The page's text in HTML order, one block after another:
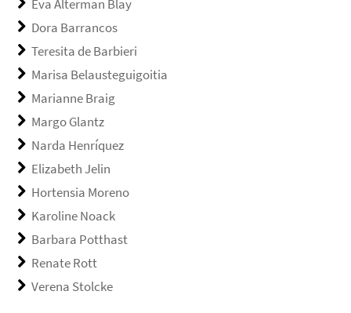
Eva Alterman Blay
Dora Barrancos
Teresita de Barbieri
Marisa Belausteguigoitia
Marianne Braig
Margo Glantz
Narda Henríquez
Elizabeth Jelin
Hortensia Moreno
Karoline Noack
Barbara Potthast
Renate Rott
Verena Stolcke